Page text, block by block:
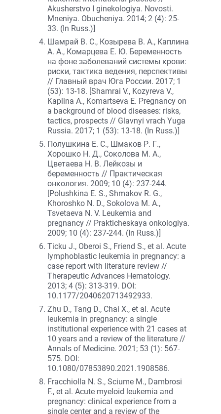
Akusherstvo I ginekologiya. Novosti.
Mneniya. Obucheniya. 2014; 2 (4): 25-
33. (In Russ.)]
Шамрай В. С., Козырева В. А., Каплина
А. А., Комарцева Е. Ю. Беременность
на фоне заболеваний системы крови:
риски, тактика ведения, перспективы
// Главный врач Юга России. 2017; 1
(53): 13-18. [Shamrai V., Kozyreva V.,
Kaplina A., Komartseva E. Pregnancy on
a background of blood diseases: risks,
tactics, prospects // Glavnyi vrach Yuga
Russia. 2017; 1 (53): 13-18. (In Russ.)]
Полушкина Е. С., Шмаков Р. Г.,
Хорошко Н. Д., Соколова М. А.,
Цветаева Н. В. Лейкозы и
беременность // Практическая
онкология. 2009; 10 (4): 237-244.
[Polushkina E. S., Shmakov R. G.,
Khoroshko N. D., Sokolova M. A.,
Tsvetaeva N. V. Leukemia and
pregnancy // Prakticheskaya onkologiya.
2009; 10 (4): 237-244. (In Russ.)]
Ticku J., Oberoi S., Friend S., et al. Acute
lymphoblastic leukemia in pregnancy: a
case report with literature review //
Therapeutic Advances Hematology.
2013; 4 (5): 313-319. DOI:
10.1177/2040620713492933.
Zhu D., Tang D., Chai X., et al. Acute
leukemia in pregnancy: a single
institutional experience with 21 cases at
10 years and a review of the literature //
Annals of Medicine. 2021; 53 (1): 567-
575. DOI:
10.1080/07853890.2021.1908586.
Fracchiolla N. S., Sciume M., Dambrosi
F., et al. Acute myeloid leukemia and
pregnancy: clinical experience from a
single center and a review of the